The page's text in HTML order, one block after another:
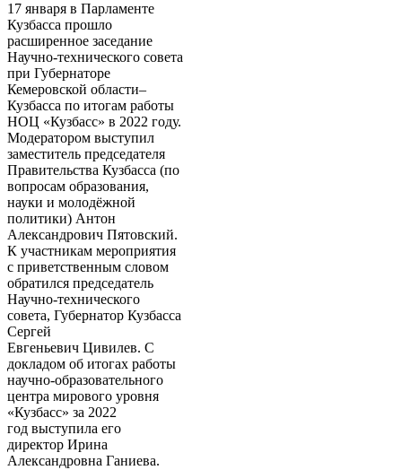
17 января в Парламенте
Кузбасса прошло
расширенное заседание
Научно-технического совета
при Губернаторе
Кемеровской области–
Кузбасса по итогам работы
НОЦ «Кузбасс» в 2022 году.
Модератором выступил
заместитель председателя
Правительства Кузбасса (по
вопросам образования,
науки и молодёжной
политики) Антон
Александрович Пятовский.
К участникам мероприятия
с приветственным словом
обратился председатель
Научно-технического
совета, Губернатор Кузбасса
Сергей
Евгеньевич Цивилев. С
докладом об итогах работы
научно-образовательного
центра мирового уровня
«Кузбасс» за 2022
год выступила его
директор Ирина
Александровна Ганиева.